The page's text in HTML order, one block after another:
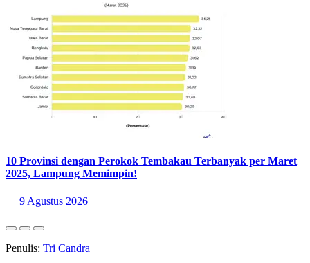
10 Provinsi dengan Perokok Tembakau Terbanyak per Maret
2025, Lampung Memimpin!
9 Agustus 2026
Penulis: Tri Candra